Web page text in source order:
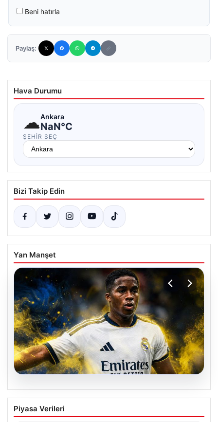
Beni hatırla
Paylaş:
Hava Durumu
☁Ankara
NaN°C
ŞEHIR SEÇ
Bizi Takip Edin
Yan Manşet
05.08.2026
Fenerbahçe, Real Madrid’in genç
yıldızını transfer ediyor!
Piyasa Verileri